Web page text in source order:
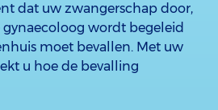
dat uw zwangerschap door,
wordt begeleid
moet bevallen. Met uw
u hoe de bevalling